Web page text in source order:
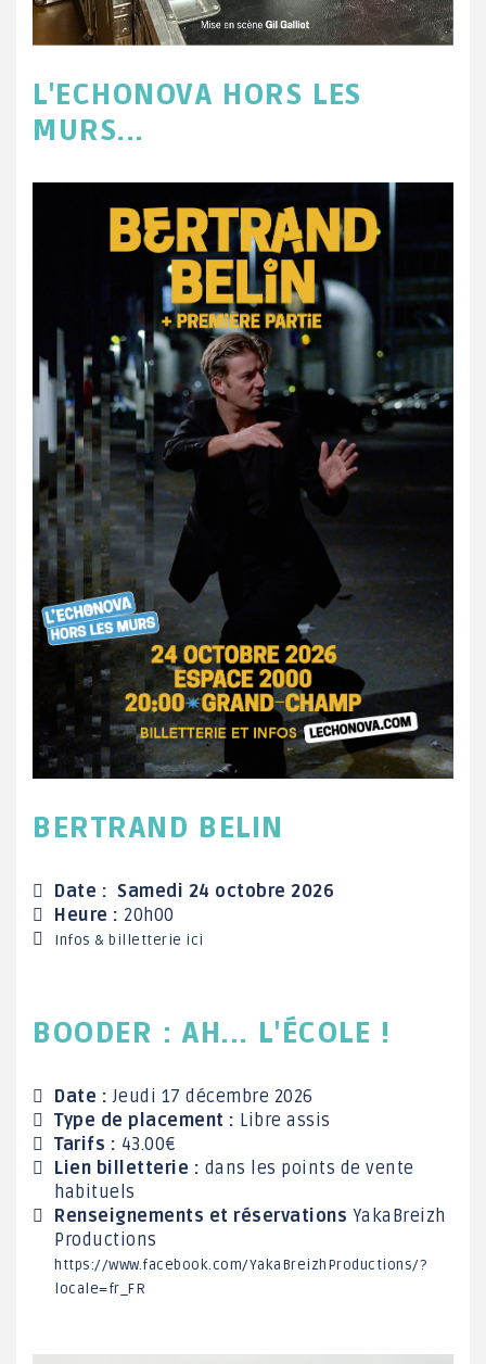
L'ECHONOVA HORS LES
MURS...
BERTRAND BELIN
Date : Samedi 24 octobre 2026
Heure : 20h00
Infos & billetterie ici
BOODER : AH... L'ÉCOLE !
Date : Jeudi 17 décembre 2026
Type de placement : Libre assis
Tarifs : 43.00€
Lien billetterie : dans les points de vente
habituels
Renseignements et réservations YakaBreizh
Productions
https://www.facebook.com/YakaBreizhProductions/?
locale=fr_FR